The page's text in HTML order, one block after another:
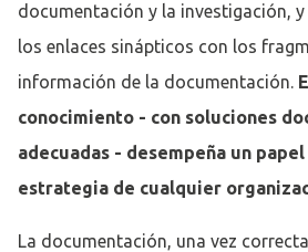
documentación y la investigación,
los enlaces sinápticos con los
información de la documentación.
conocimiento - con soluciones
adecuadas - desempeña un
estrategia de cualquier
La documentación, una vez